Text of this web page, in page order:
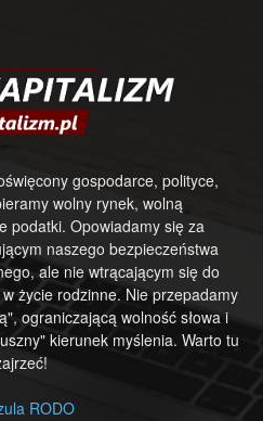
gospodarce, polityce,
wolny rynek, wolną
podatki. Opowiadamy się za
naszego bezpieczeństwa
ale nie wtrącającym się do
życie rodzinne. Nie przepadamy
ograniczającą wolność słowa i
kierunek myślenia. Warto tu
RODO